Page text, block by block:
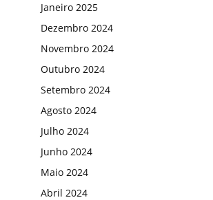
Janeiro 2025
Dezembro 2024
Novembro 2024
Outubro 2024
Setembro 2024
Agosto 2024
Julho 2024
Junho 2024
Maio 2024
Abril 2024